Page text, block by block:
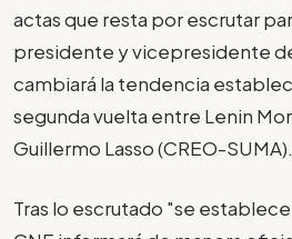
actas que resta por escrutar
presidente y vicepresidente
cambiará la tendencia
segunda vuelta entre Lenin
Guillermo Lasso (CREO-SUMA).
Tras lo escrutado "se